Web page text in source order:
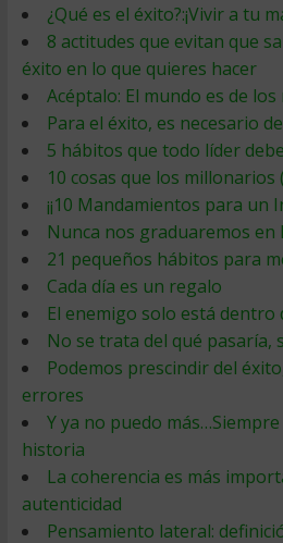
¿Qué es el éxito?:¡Vivir a tu
8 actitudes que evitan que
éxito en lo que quieres hacer
Acéptalo: El mundo es de los
Para el éxito, es necesario
5 hábitos que todo líder
10 cosas que los millonarios
¡¡10 Mandamientos para un
Nunca nos graduaremos
21 pequeños hábitos para
Cada día es un regalo
El enemigo solo está dentro
No se trata del qué pasaría,
Podemos prescindir del
errores
Y ya no puedo
historia
La coherencia es más
autenticidad
Pensamiento lateral: